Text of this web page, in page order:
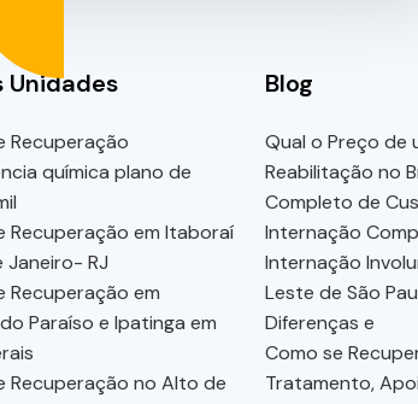
Unidades
Recuperação
química plano de
Recuperação em Itaboraí
Janeiro- RJ
Recuperação em
Paraíso e Ipatinga em
Recuperação no Alto de
Blog
Qual o Preço de
Reabilitação no
Completo de
Internação
Internação
Leste de São
Diferenças e
Como se
Tratamento,